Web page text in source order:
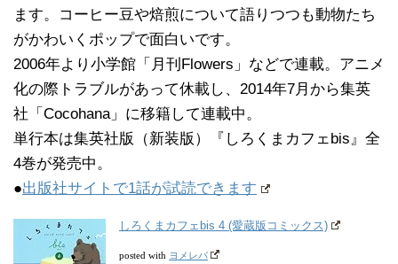
ます。コーヒー豆や焙煎について語りつつも動物たち
がかわいくポップで面白いです。
2006年より小学館「月刊Flowers」などで連載。アニメ
化の際トラブルがあって休載し、2014年7月から集英
社「Cocohana」に移籍して連載中。
単行本は集英社版（新装版）『しろくまカフェbis』全
4巻が発売中。
●出版社サイトで1話が試読できます
しろくまカフェbis 4 (愛蔵版コミックス)
posted with ヨメレバ